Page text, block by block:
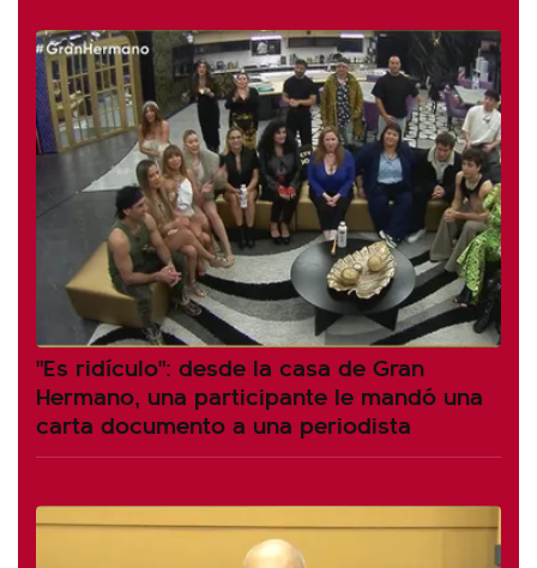
"Es ridículo": desde la casa de Gran
Hermano, una participante le mandó una
carta documento a una periodista